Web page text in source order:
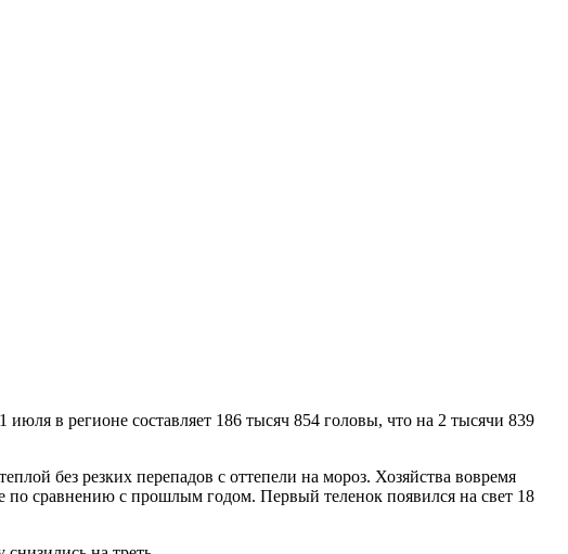
в регионе составляет 186 тысяч 854 головы, что на 2 тысячи 839
без резких перепадов с оттепели на мороз. Хозяйства вовремя
по сравнению с прошлым годом. Первый теленок появился на свет 18